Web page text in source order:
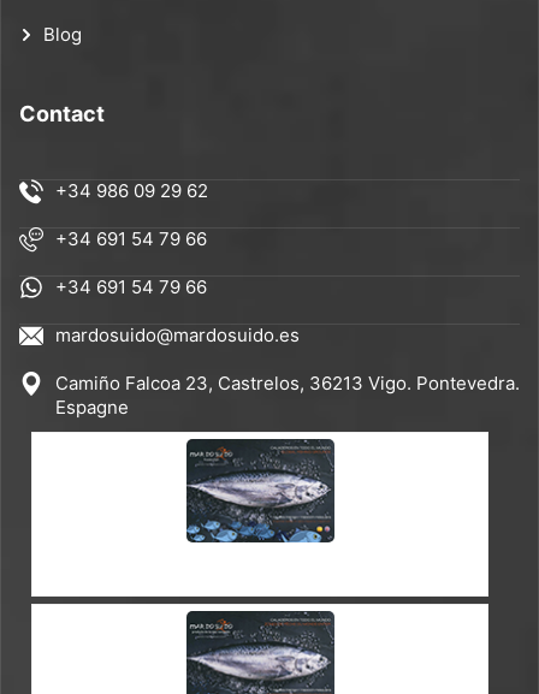
Blog
Contact
+34 986 09 29 62
+34 691 54 79 66
+34 691 54 79 66
mardosuido@mardosuido.es
Camiño Falcoa 23, Castrelos, 36213 Vigo. Pontevedra.
Espagne